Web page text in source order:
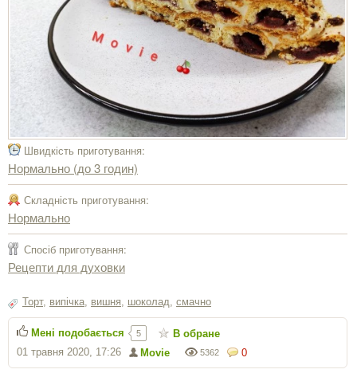
Швидкість приготування:
Нормально (до 3 годин)
Складність приготування:
Нормально
Спосіб приготування:
Рецепти для духовки
Торт, випічка, вишня, шоколад, смачно
0
5362
Movie
01 травня 2020, 17:26
Мені подобається 5 В обране